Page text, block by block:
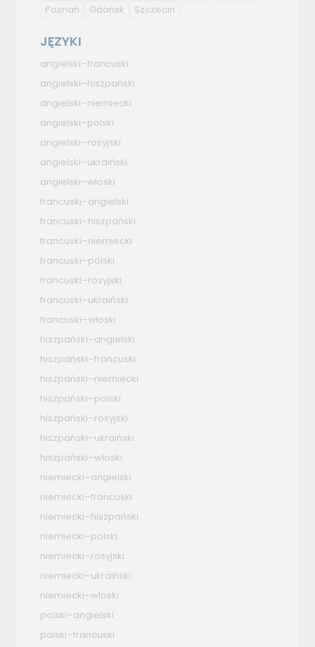
Poznań
Gdańsk Szczecin
JĘZYKI
angielski–francuski
angielski–hiszpański
angielski–niemiecki
angielski–polski
angielski–rosyjski
angielski–ukraiński
angielski–włoski
francuski–angielski
francuski–hiszpański
francuski–niemiecki
francuski–polski
francuski–rosyjski
francuski–ukraiński
francuski–włoski
hiszpański–angielski
hiszpański–francuski
hiszpański–niemiecki
hiszpański–polski
hiszpański–rosyjski
hiszpański–ukraiński
hiszpański–włoski
niemiecki–angielski
niemiecki–francuski
niemiecki–hiszpański
niemiecki–polski
niemiecki–rosyjski
niemiecki–ukraiński
niemiecki–włoski
polski–angielski
polski–francuski